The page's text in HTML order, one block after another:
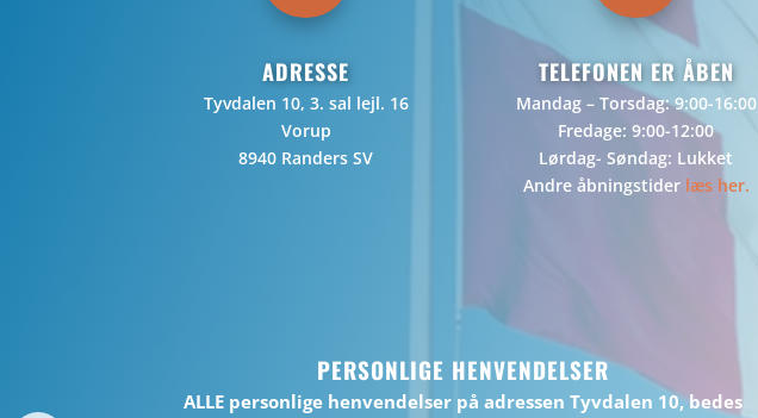
ADRESSE
Tyvdalen 10, 3. sal lejl. 16
Vorup
8940 Randers SV
TELEFONEN ER ÅBEN
Mandag – Torsdag: 9:00-16:00
Fredage: 9:00-12:00
Lørdag- Søndag: Lukket
Andre åbningstider læs her.
PERSONLIGE HENVENDELSER
ALLE personlige henvendelser på adressen Tyvdalen 10, bedes